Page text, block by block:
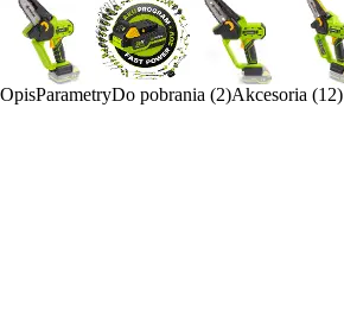
OpisParametryDo pobrania (2)Akcesoria (12)